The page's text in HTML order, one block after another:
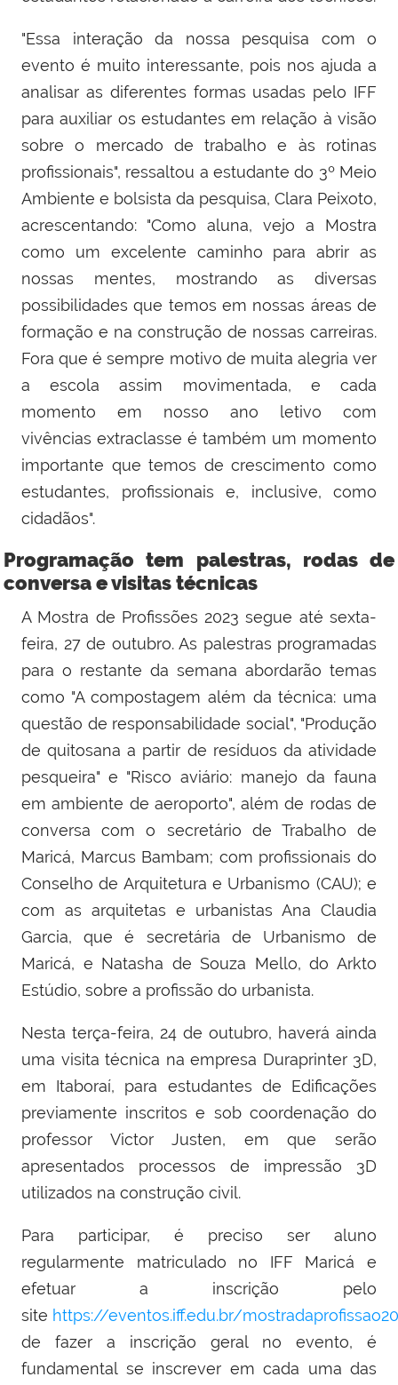
"Essa interação da nossa pesquisa com o
evento é muito interessante, pois nos ajuda a
analisar as diferentes formas usadas pelo IFF
para auxiliar os estudantes em relação à visão
sobre o mercado de trabalho e às rotinas
profissionais", ressaltou a estudante do 3º Meio
Ambiente e bolsista da pesquisa, Clara Peixoto,
acrescentando: "Como aluna, vejo a Mostra
como um excelente caminho para abrir as
nossas mentes, mostrando as diversas
possibilidades que temos em nossas áreas de
formação e na construção de nossas carreiras.
Fora que é sempre motivo de muita alegria ver
a escola assim movimentada, e cada
momento em nosso ano letivo com
vivências extraclasse é também um momento
importante que temos de crescimento como
estudantes, profissionais e, inclusive, como
cidadãos".
Programação tem palestras, rodas de
conversa e visitas técnicas
A Mostra de Profissões 2023 segue até sexta-
feira, 27 de outubro. As palestras programadas
para o restante da semana abordarão temas
como "A compostagem além da técnica: uma
questão de responsabilidade social", "Produção
de quitosana a partir de resíduos da atividade
pesqueira" e "Risco aviário: manejo da fauna
em ambiente de aeroporto", além de rodas de
conversa com o secretário de Trabalho de
Maricá, Marcus Bambam; com profissionais do
Conselho de Arquitetura e Urbanismo (CAU); e
com as arquitetas e urbanistas Ana Claudia
Garcia, que é secretária de Urbanismo de
Maricá, e Natasha de Souza Mello, do Arkto
Estúdio, sobre a profissão do urbanista.
Nesta terça-feira, 24 de outubro, haverá ainda
uma visita técnica na empresa Duraprinter 3D,
em Itaboraí, para estudantes de Edificações
previamente inscritos e sob coordenação do
professor Victor Justen, em que serão
apresentados processos de impressão 3D
utilizados na construção civil.
Para participar, é preciso ser aluno
regularmente matriculado no IFF Maricá e
efetuar a inscrição pelo
site https://eventos.iff.edu.br/
de fazer a inscrição geral no evento, é
fundamental se inscrever em cada uma das